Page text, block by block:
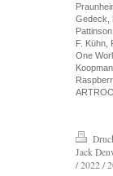
Gedeck,
F. Kühn,
One
Jack
/ 2022 /